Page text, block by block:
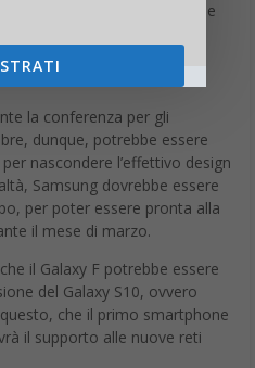
dopo l’ufficializzazione
di Barcellona di fine
la conferenza per gli
dunque, potrebbe essere
nascondere l’effettivo design
Samsung dovrebbe essere
per poter essere pronta alla
il mese di marzo.
il Galaxy F potrebbe essere
del Galaxy S10, ovvero
che il primo smartphone
il supporto alle nuove reti